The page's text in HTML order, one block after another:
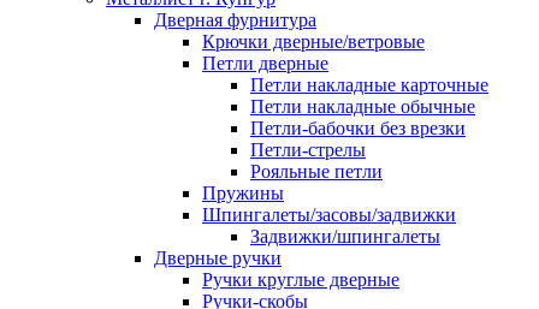
Дверная фурнитура
Крючки дверные/ветровые
Петли дверные
Петли накладные карточные
Петли накладные обычные
Петли-бабочки без врезки
Петли-стрелы
Рояльные петли
Пружины
Шпингалеты/засовы/задвижки
Задвижки/шпингалеты
Дверные ручки
Ручки круглые дверные
Ручки-скобы